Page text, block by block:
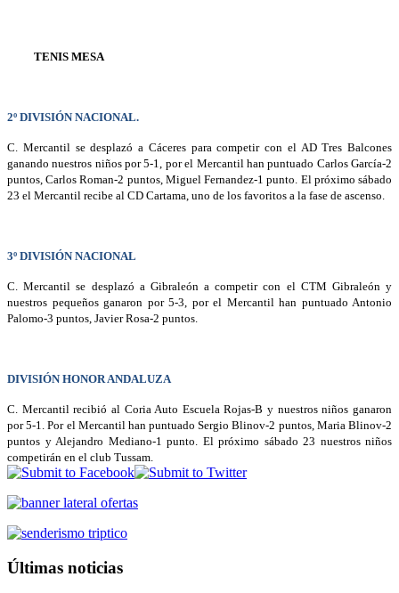
TENIS MESA
2º DIVISIÓN NACIONAL.
C. Mercantil se desplazó a Cáceres para competir con el AD Tres Balcones
ganando nuestros niños por 5-1, por el Mercantil han puntuado Carlos García-2
puntos, Carlos Roman-2 puntos, Miguel Fernandez-1 punto. El próximo sábado
23 el Mercantil recibe al CD Cartama, uno de los favoritos a la fase de ascenso.
3º DIVISIÓN NACIONAL
C. Mercantil se desplazó a Gibraleón a competir con el CTM Gibraleón y
nuestros pequeños ganaron por 5-3, por el Mercantil han puntuado Antonio
Palomo-3 puntos, Javier Rosa-2 puntos.
DIVISIÓN HONOR ANDALUZA
C. Mercantil recibió al Coria Auto Escuela Rojas-B y nuestros niños ganaron
por 5-1. Por el Mercantil han puntuado Sergio Blinov-2 puntos, Maria Blinov-2
puntos y Alejandro Mediano-1 punto. El próximo sábado 23 nuestros niños
competirán en el club Tussam.
Últimas noticias